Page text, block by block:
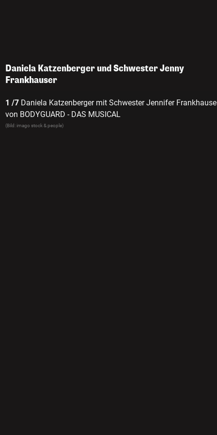
Daniela Katzenberger und Schwester Jenny
Frankhauser
1 /7 Daniela Katzenberger mit Schwester Jennifer
von BODYGUARD - DAS MUSICAL
(Bild: imago stock & people)